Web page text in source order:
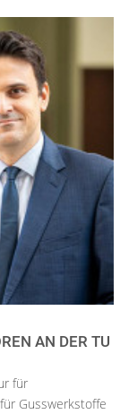
AN DER TU
für
Gusswerkstoffe